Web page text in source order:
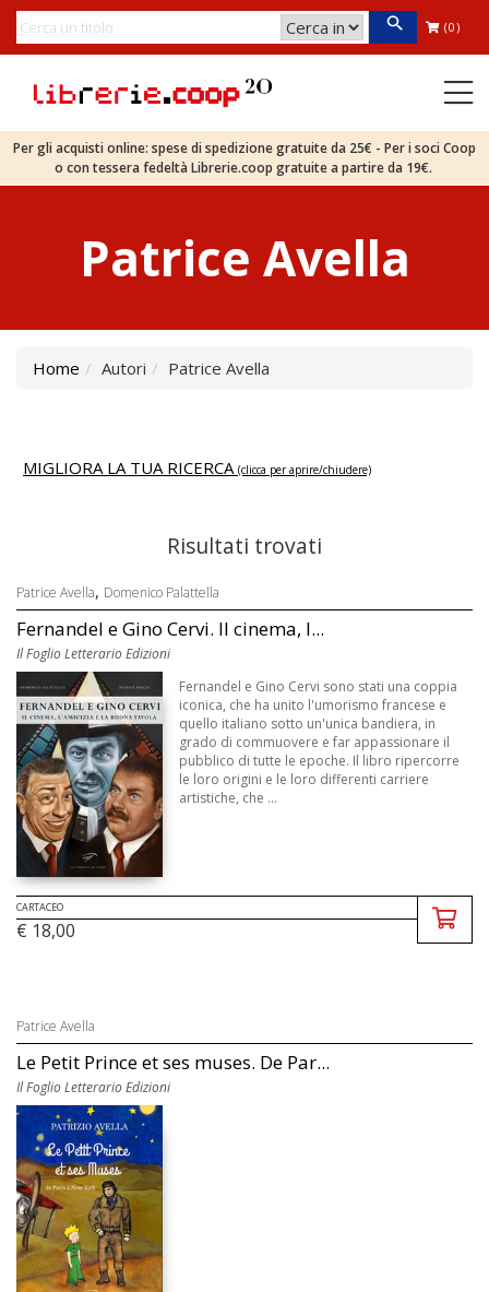
(0)
Per gli acquisti online: spese di spedizione gratuite da 25€ - Per i soci Coop
o con tessera fedeltà Librerie.coop gratuite a partire da 19€.
Patrice Avella
Home Autori Patrice Avella
MIGLIORA LA TUA RICERCA (clicca per aprire/chiudere)
Risultati trovati
Patrice Avella, Domenico Palattella
Fernandel e Gino Cervi. Il cinema, l...
Il Foglio Letterario Edizioni
Fernandel e Gino Cervi sono stati una coppia
iconica, che ha unito l'umorismo francese e
quello italiano sotto un'unica bandiera, in
grado di commuovere e far appassionare il
pubblico di tutte le epoche. Il libro ripercorre
le loro origini e le loro differenti carriere
artistiche, che ...
CARTACEO
€ 18,00
Patrice Avella
Le Petit Prince et ses muses. De Par...
Il Foglio Letterario Edizioni